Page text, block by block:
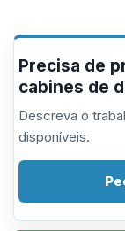
Precisa de
cabines de
Descreva o
disponíveis.